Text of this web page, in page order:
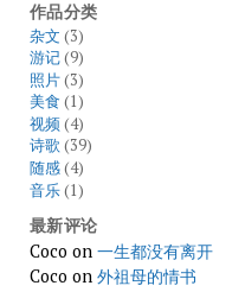
作品分类
杂文 (3)
游记(9)
照片(3)
美食 (1)
视频(4)
诗歌(39)
随感(4)
音乐(1)
最新评论
Coco on 一生都没有离开
Coco on 外祖母的情书